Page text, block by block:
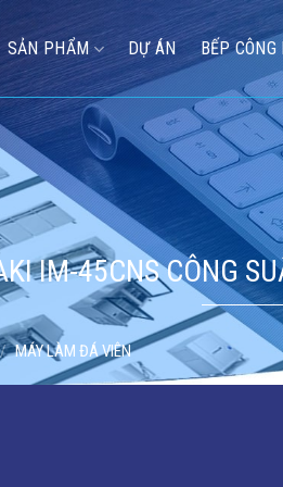
SẢN PHẨM DỰ ÁN BẾP CÔNG
IM-45CNS CÔNG
/ MÁY LÀM ĐÁ VIÊN